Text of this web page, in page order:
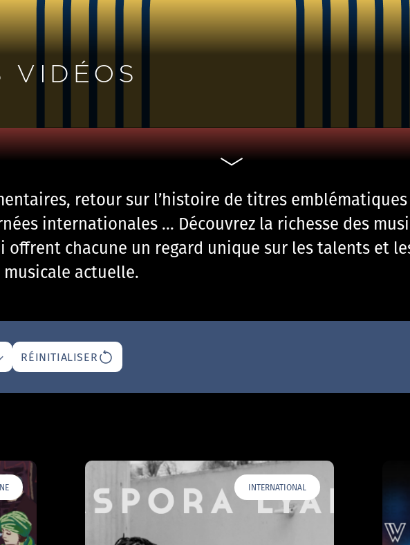
VIDÉOS
retour sur l’histoire de titres
internationales … Découvrez la richesse des
offrent chacune un regard unique sur les talents et
actuelle.
RÉINITIALISER
INTERNATIONAL